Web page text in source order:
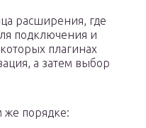
расширения, где
подключения и
плагинах
а затем выбор
же порядке: